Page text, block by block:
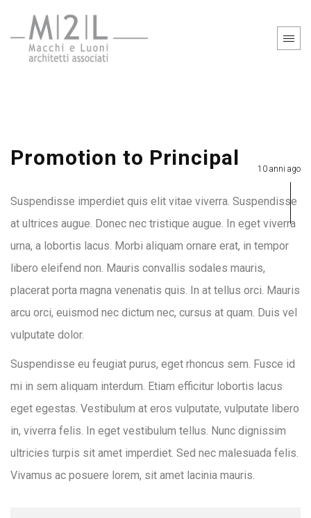
Promotion to Principal 10 anni ago
Suspendisse imperdiet quis elit vitae viverra. Suspendisse
at ultrices augue. Donec nec tristique augue. In eget viverra
urna, a lobortis lacus. Morbi aliquam ornare erat, in tempor
libero eleifend non. Mauris convallis sodales mauris,
placerat porta magna venenatis quis. In at tellus orci. Mauris
arcu orci, euismod nec dictum nec, cursus at quam. Duis vel
vulputate dolor.
Suspendisse eu feugiat purus, eget rhoncus sem. Fusce id
mi in sem aliquam interdum. Etiam efficitur lobortis lacus
eget egestas. Vestibulum at eros vulputate, vulputate libero
in, viverra felis. In eget vestibulum tellus. Nunc dignissim
ultricies turpis sit amet imperdiet. Sed nec malesuada felis.
Vivamus ac posuere lorem, sit amet lacinia mauris.